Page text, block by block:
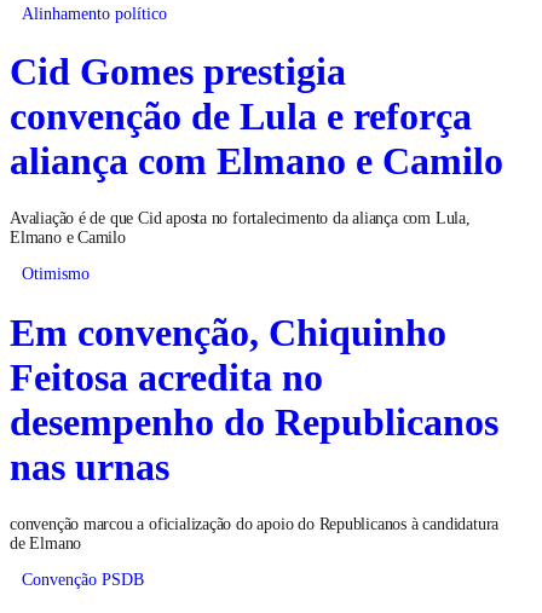
Alinhamento político
Cid Gomes prestigia
convenção de Lula e reforça
aliança com Elmano e Camilo
Avaliação é de que Cid aposta no fortalecimento da aliança com Lula,
Elmano e Camilo
Otimismo
Em convenção, Chiquinho
Feitosa acredita no
desempenho do Republicanos
nas urnas
convenção marcou a oficialização do apoio do Republicanos à candidatura
de Elmano
Convenção PSDB